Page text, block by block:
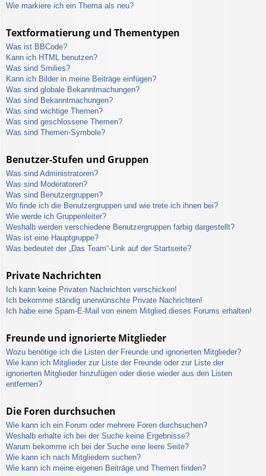
Wie markiere ich ein Thema als neu?
Textformatierung und Thementypen
Was ist BBCode?
Kann ich HTML benutzen?
Was sind Smilies?
Kann ich Bilder in meine Beiträge einfügen?
Was sind globale Bekanntmachungen?
Was sind Bekanntmachungen?
Was sind wichtige Themen?
Was sind geschlossene Themen?
Was sind Themen-Symbole?
Benutzer-Stufen und Gruppen
Was sind Administratoren?
Was sind Moderatoren?
Was sind Benutzergruppen?
Wo finde ich die Benutzergruppen und wie trete ich ihnen bei?
Wie werde ich Gruppenleiter?
Weshalb werden verschiedene Benutzergruppen farbig dargestellt?
Was ist eine Hauptgruppe?
Was bedeutet der „Das Team“-Link auf der Startseite?
Private Nachrichten
Ich kann keine Privaten Nachrichten verschicken!
Ich bekomme ständig unerwünschte Private Nachrichten!
Ich habe eine Spam-E-Mail von einem Mitglied dieses Forums erhalten!
Freunde und ignorierte Mitglieder
Wozu benötige ich die Listen der Freunde und ignorierten Mitglieder?
Wie kann ich Mitglieder zur Liste der Freunde oder zur Liste der
ignorierten Mitglieder hinzufügen oder diese wieder aus den Listen
entfernen?
Die Foren durchsuchen
Wie kann ich ein Forum oder mehrere Foren durchsuchen?
Weshalb erhalte ich bei der Suche keine Ergebnisse?
Warum bekomme ich bei der Suche eine leere Seite?
Wie kann ich nach Mitgliedern suchen?
Wie kann ich meine eigenen Beiträge und Themen finden?